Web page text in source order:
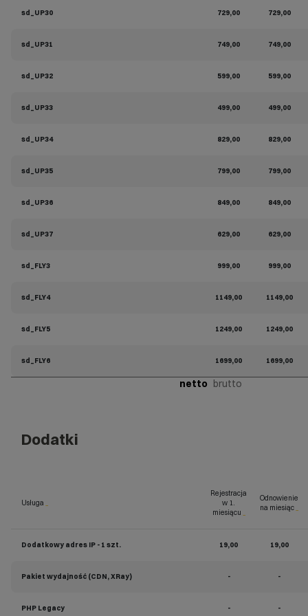
sd_UP30 729,00 729,00
sd_UP31 749,00 749,00
sd_UP32 599,00 599,00
sd_UP33 499,00 499,00
sd_UP34 829,00 829,00
sd_UP35 799,00 799,00
sd_UP36 849,00 849,00
sd_UP37 629,00 629,00
sd_FLY3 999,00 999,00
sd_FLY4 1149,00 1149,00
sd_FLY5 1249,00 1249,00
sd_FLY6 1699,00 1699,00
netto brutto
Dodatki
Usługa
Rejestracja
w 1.
miesiącu
Odnowienie
na miesiąc
Dodatkowy adres IP - 1 szt. 19,00 19,00
Pakiet wydajność (CDN, XRay) - -
PHP Legacy - -